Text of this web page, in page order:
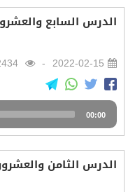
الدرس السابع
2022-02-15
Audio
Player
00:00
الدرس الثامن